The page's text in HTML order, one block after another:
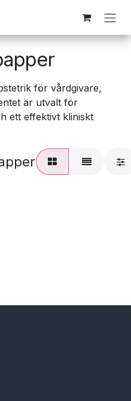
för vårdgivare,
är utvalt för
ett effektivt kliniskt